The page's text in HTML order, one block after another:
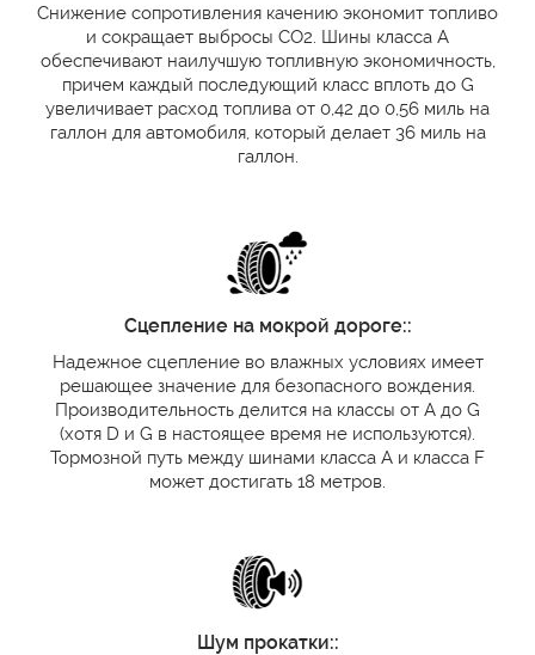
Снижение сопротивления качению экономит топливо
и сокращает выбросы CO2. Шины класса А
обеспечивают наилучшую топливную экономичность,
причем каждый последующий класс вплоть до G
увеличивает расход топлива от 0,42 до 0,56 миль на
галлон для автомобиля, который делает 36 миль на
галлон.
Сцепление на мокрой дороге::
Надежное сцепление во влажных условиях имеет
решающее значение для безопасного вождения.
Производительность делится на классы от А до G
(хотя D и G в настоящее время не используются).
Тормозной путь между шинами класса А и класса F
может достигать 18 метров.
Шум прокатки::